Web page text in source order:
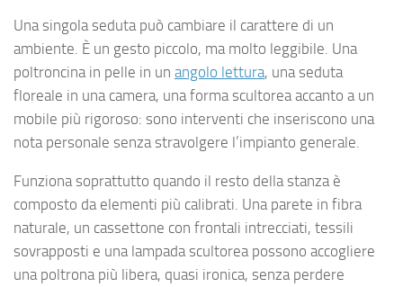
Una singola seduta può cambiare il carattere di un
ambiente. È un gesto piccolo, ma molto leggibile. Una
poltroncina in pelle in un angolo lettura, una seduta
floreale in una camera, una forma scultorea accanto a un
mobile più rigoroso: sono interventi che inseriscono una
nota personale senza stravolgere l’impianto generale.
Funziona soprattutto quando il resto della stanza è
composto da elementi più calibrati. Una parete in fibra
naturale, un cassettone con frontali intrecciati, tessili
sovrapposti e una lampada scultorea possono accogliere
una poltrona più libera, quasi ironica, senza perdere